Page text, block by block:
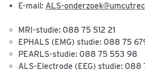
E-mail: ALS-
MRI-studie: 088 75 512 21
EPHALS (EMG) studie: 088 75
PEARLS-studie: 088 75 553 98
ALS-Electrode (EEG) studie: 088